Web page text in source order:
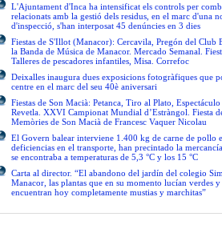
L'Ajuntament d'Inca ha intensificat els controls per
relacionats amb la gestió dels residus, en el marc d'una
d'inspecció, s'han interposat 45 denúncies en 3 dies
Fiestas de S'Illot (Manacor): Cercavila, Pregón del Club
la Banda de Música de Manacor. Mercado Semanal.
Talleres de pescadores infantiles, Misa. Correfoc
Deixalles inaugura dues exposicions fotogràfiques que
centre en el marc del seu 40è aniversari
Fiestas de Son Macià: Petanca, Tiro al Plato,
Revetla. XXVI Campionat Mundial d’Estràngol. Fiesta
Memòries de Son Macià de Francesc Vaquer Nicolau
El Govern balear interviene 1.400 kg de carne de pollo
deficiencias en el transporte, han precintado la
se encontraba a temperaturas de 5,3 °C y los 15 °C
Carta al director. “El abandono del jardín del colegio
Manacor, las plantas que en su momento lucían verdes y
encuentran hoy completamente mustias y marchitas”